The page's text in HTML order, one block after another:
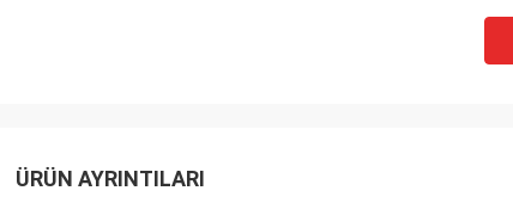
2005'ten beri Norvee'den müzik materyali
ÜRÜN AYRINTILARI